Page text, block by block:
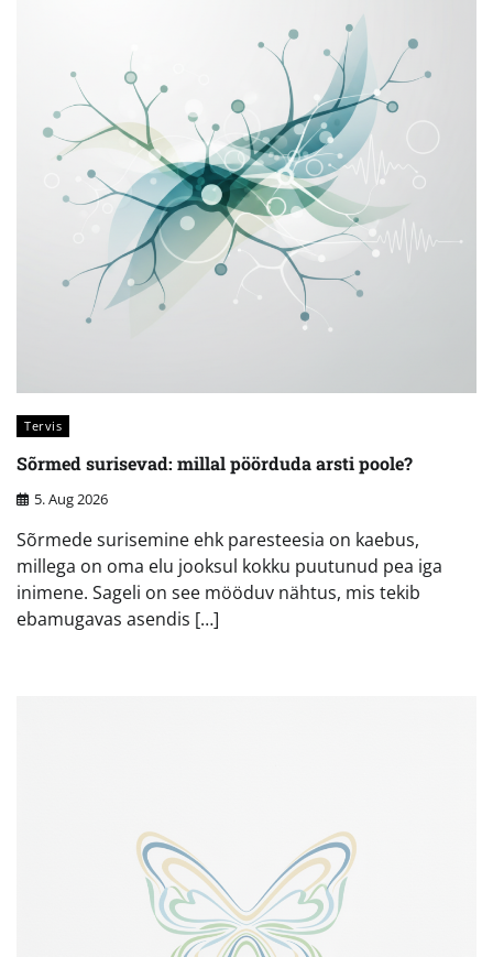
Tervis
Sõrmed surisevad: millal pöörduda arsti poole?
5. Aug 2026
Sõrmede surisemine ehk paresteesia on kaebus,
millega on oma elu jooksul kokku puutunud pea iga
inimene. Sageli on see mööduv nähtus, mis tekib
ebamugavas asendis […]